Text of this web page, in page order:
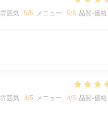
雰囲気 : 5/5 メニュー : 5/5 品質-価格
雰囲気 : 4/5 メニュー : 4/5 品質-価格